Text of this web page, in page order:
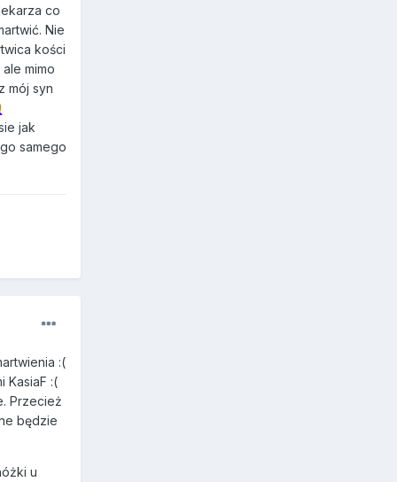
co
Nie
kości
ale mimo
mój syn
jak
samego
:(
KasiaF :(
Przecież
będzie
u